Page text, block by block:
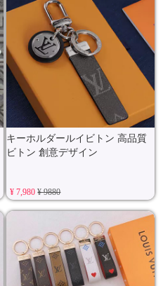
キーホルダールイビトン 高品質
ビトン 創意デザイン
¥ 7,980¥ 9880